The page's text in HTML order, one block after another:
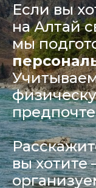
Если вы
на Алтай
мы
вы